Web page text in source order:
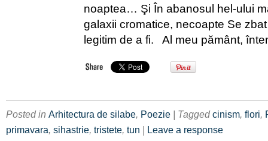
noaptea… Şi În abanosul hel-ului
galaxii cromatice, necoapte Se
legitim de a fi. Al meu pământ,
Posted in Arhitectura de silabe, Poezie | Taggedcinism, flori,
primavara, sihastrie, tristete, tun | Leave a response